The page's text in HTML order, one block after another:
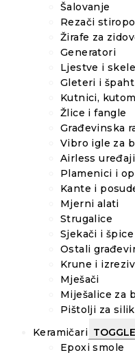
Šalovanje
Rezači
Žirafe za
Generatori
Ljestve i skele
Gleteri i
Kutnici,
Žlice i fangle
Građevinska
Vibro igle za
Airless
Plamenici i
Kante i
Mjerni alati
Strugalice
Sjekači i
Ostali
Krune i
Mješači
Miješalice za
Pištolji za
Keramičari
Epoxi smole